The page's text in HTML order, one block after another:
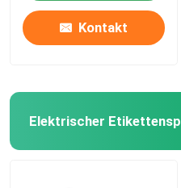
Kontakt
Elektrischer